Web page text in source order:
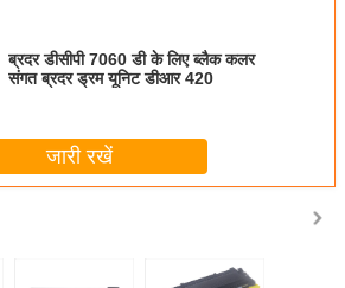
ब्रदर डीसीपी 7060 डी के लिए ब्लैक कलर
संगत ब्रदर ड्रम यूनिट डीआर 420
जारी रखें